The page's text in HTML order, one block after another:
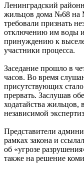
Ленинградский
жильцов дома №68 на
требовали признать
отключению им воды и
принуждению к
участники процесса.
Заседание прошло в
часов. Во время
присутствующих
прервать. Заслушав
ходатайства жильцов,
независимой
Представители
рамках закона и
об «угрозе
также на решение